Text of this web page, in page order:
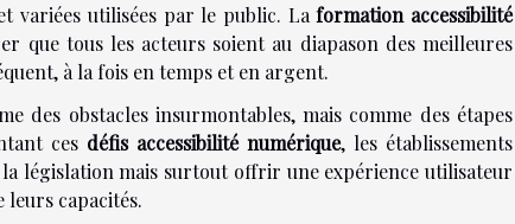
variées utilisées par le public. Laformation accessibilité
que tous les acteurs soient au diapason des meilleures
à la fois en temps et en argent.
des obstacles insurmontables, mais comme des étapes
ces défis accessibilité numérique, les établissements
législation mais surtout offrir une expérience utilisateur
leurs capacités.